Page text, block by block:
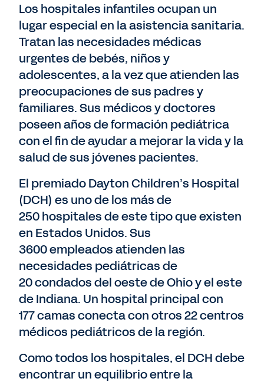
Los hospitales infantiles ocupan un
lugar especial en la asistencia sanitaria.
Tratan las necesidades médicas
urgentes de bebés, niños y
adolescentes, a la vez que atienden las
preocupaciones de sus padres y
familiares. Sus médicos y doctores
poseen años de formación pediátrica
con el fin de ayudar a mejorar la vida y la
salud de sus jóvenes pacientes.
El premiado Dayton Children’s Hospital
(DCH) es uno de los más de
250 hospitales de este tipo que existen
en Estados Unidos. Sus
3600 empleados atienden las
necesidades pediátricas de
20 condados del oeste de Ohio y el este
de Indiana. Un hospital principal con
177 camas conecta con otros 22 centros
médicos pediátricos de la región.
Como todos los hospitales, el DCH debe
encontrar un equilibrio entre la